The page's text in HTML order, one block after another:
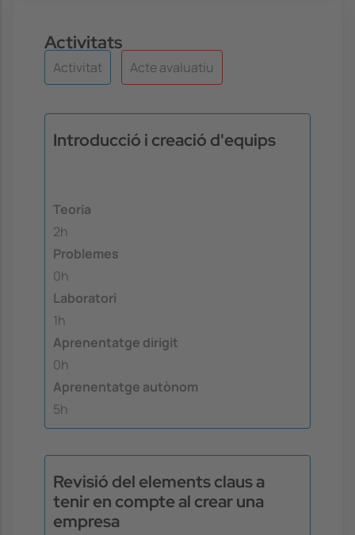
Activitats
Activitat Acte avaluatiu
Introducció i creació d'equips
Teoria
2h
Problemes
0h
Laboratori
1h
Aprenentatge dirigit
0h
Aprenentatge autònom
5h
Revisió del elements claus a
tenir en compte al crear una
empresa